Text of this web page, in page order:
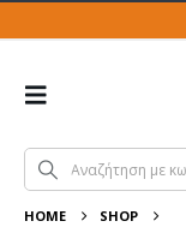
HOME
SHOP